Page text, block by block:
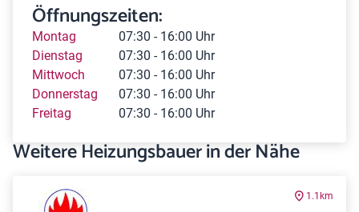
Öffnungszeiten:
Montag
07:30 - 16:00 Uhr
Dienstag
07:30 - 16:00 Uhr
Mittwoch
07:30 - 16:00 Uhr
Donnerstag
07:30 - 16:00 Uhr
Freitag
07:30 - 16:00 Uhr
Weitere Heizungsbauer in der Nähe
1.1km